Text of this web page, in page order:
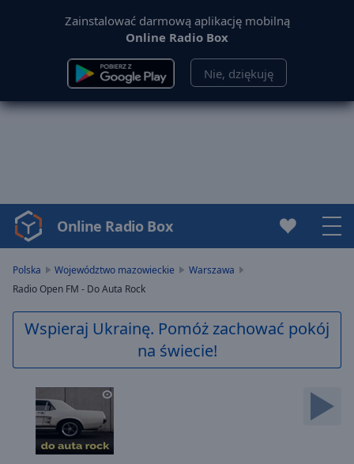
Zainstalować darmową aplikację mobilną
Online Radio Box
Nie, dziękuję
Video
Player
loading.
Video
Play
Backward
Current
0:00
Online Radio Box
Polska Województwo mazowieckie
Warszawa
Radio Open FM - Do Auta Rock
Wspieraj Ukrainę. Pomóż zachować pokój
na świecie!